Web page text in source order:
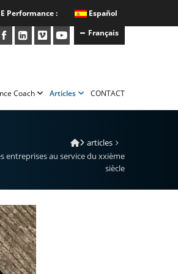
Performance : Español
Français
Coach Articles CONTACT
articles
entreprises au service du xxième
siècle